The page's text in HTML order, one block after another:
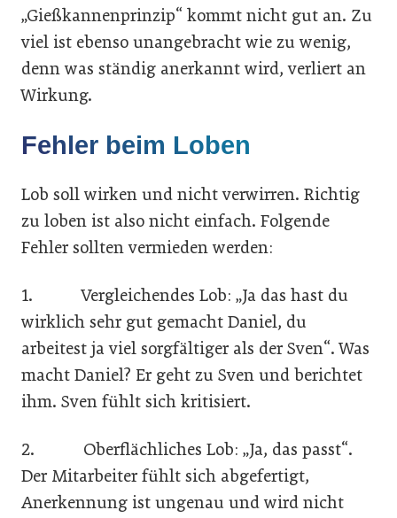
„Gießkannenprinzip“ kommt nicht gut an. Zu
viel ist ebenso unangebracht wie zu wenig,
denn was ständig anerkannt wird, verliert an
Wirkung.
Fehler beim Loben
Lob soll wirken und nicht verwirren. Richtig
zu loben ist also nicht einfach. Folgende
Fehler sollten vermieden werden:
1. Vergleichendes Lob: „Ja das hast du
wirklich sehr gut gemacht Daniel, du
arbeitest ja viel sorgfältiger als der Sven“. Was
macht Daniel? Er geht zu Sven und berichtet
ihm. Sven fühlt sich kritisiert.
2. Oberflächliches Lob: „Ja, das passt“.
Der Mitarbeiter fühlt sich abgefertigt,
Anerkennung ist ungenau und wird nicht